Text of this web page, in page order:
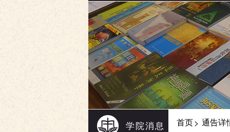
学院消息 首页> 通告详